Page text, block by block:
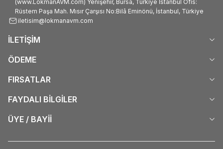
(www.LokmanAVM.com) Yenişehir, Bursa, Türkiye İstanbul Ofis:
Rüstem Paşa Mah. Mısır Çarşısı No:Bilâ Eminönü, İstanbul, Türkiye
iletisim@lokmanavm.com
İLETİŞİM
ÖDEME
FIRSATLAR
FAYDALI BİLGİLER
ÜYE / BAYİİ